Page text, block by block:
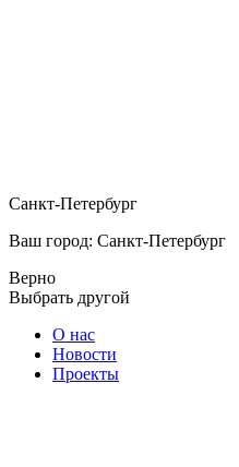
Санкт-Петербург
Ваш город: Санкт-Петербург
Верно
Выбрать другой
О нас
Новости
Проекты